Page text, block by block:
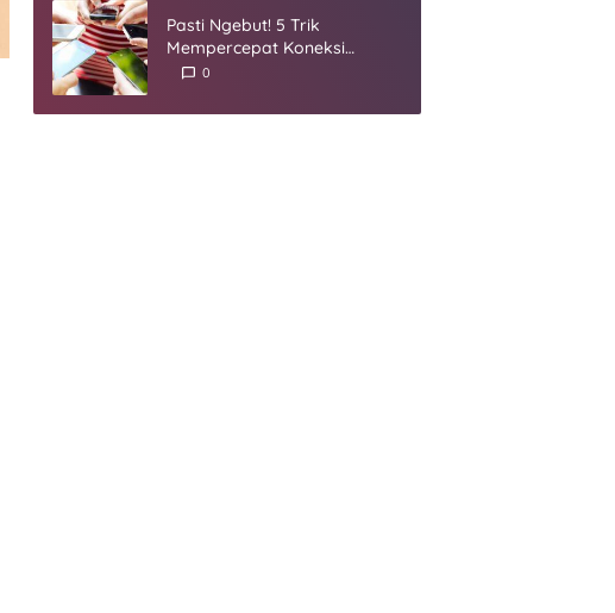
Pasti Ngebut! 5 Trik
Mempercepat Koneksi
Internet yang Harus Kamu
0